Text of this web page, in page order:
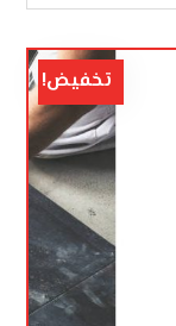
تخفيض!